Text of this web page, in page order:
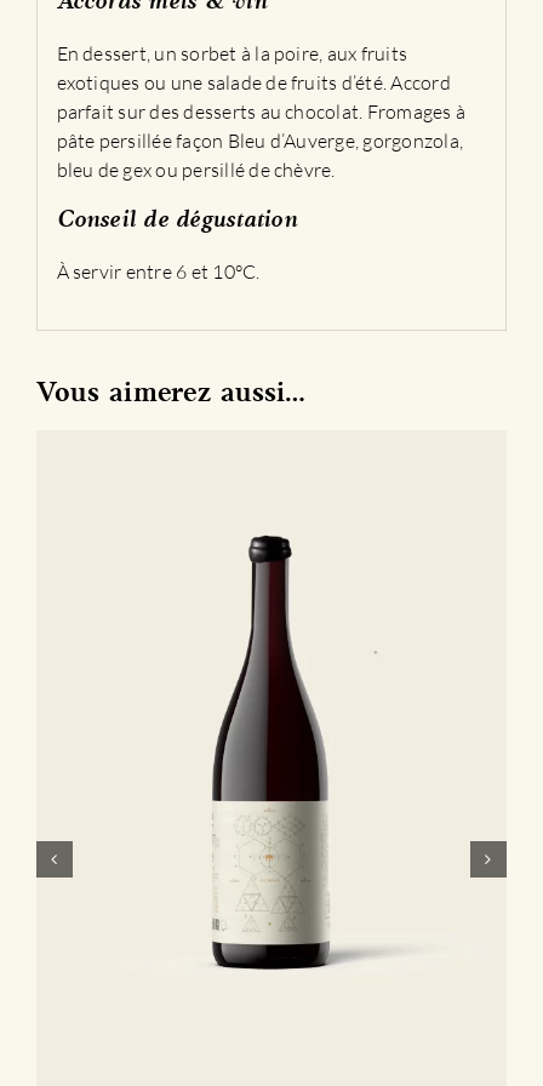
En dessert, un sorbet à la poire, aux fruits
exotiques ou une salade de fruits d’été. Accord
parfait sur des desserts au chocolat. Fromages à
pâte persillée façon Bleu d’Auverge, gorgonzola,
bleu de gex ou persillé de chèvre.
Conseil de dégustation
À servir entre 6 et 10°C.
Vous aimerez aussi…